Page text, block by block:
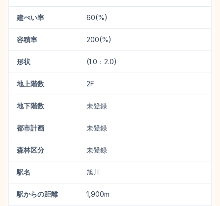
建ぺい率 60(%)
容積率 200(%)
形状 (1.0：2.0)
地上階数 2F
地下階数 未登録
都市計画 未登録
森林区分 未登録
駅名 旭川
駅からの距離 1,900m